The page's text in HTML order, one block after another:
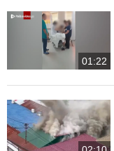
01:22